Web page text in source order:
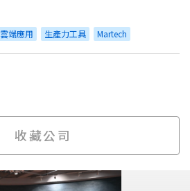
雲端應用 生產力工具 Martech
收藏公司